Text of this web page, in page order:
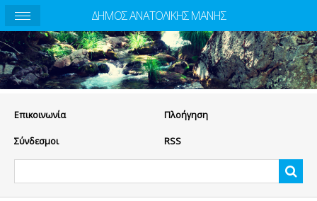
Eπικοινωνία Πλοήγηση
Σύνδεσμοι RSS
ΔΗΜΟΣ ΑΝΑΤΟΛΙΚΗΣ ΜΑΝΗΣ